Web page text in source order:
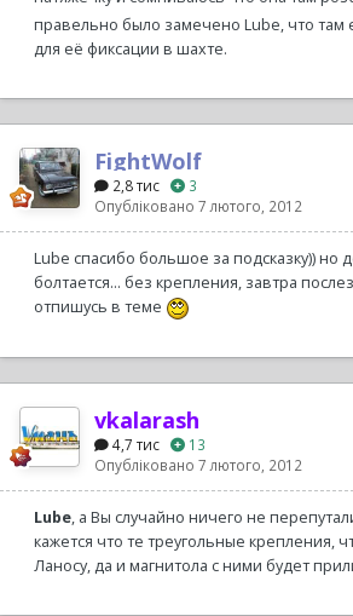
правельно было замечено Lube, что там
для её фиксации в шахте.
FightWolf
2,8 тис
3
Опубліковано 7 лютого, 2012
Lube спасибо большое за подсказку)) но
болтается... без крепления, завтра
отпишусь в теме
vkalarash
4,7 тис
13
Опубліковано 7 лютого, 2012
Lube, а Вы случайно ничего не
кажется что те треугольные крепления,
Ланосу, да и магнитола с ними будет